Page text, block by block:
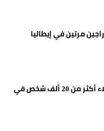
حرائق كندا تتمدد.. إجلاء أكثر من 20 ألف شخص في